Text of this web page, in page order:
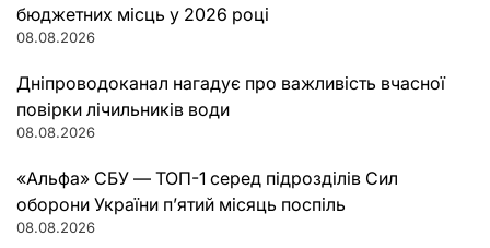
бюджетних місць у 2026 році
08.08.2026
Дніпроводоканал нагадує про важливість вчасної
повірки лічильників води
08.08.2026
«Альфа» СБУ — ТОП-1 серед підрозділів Сил
оборони України п’ятий місяць поспіль
08.08.2026